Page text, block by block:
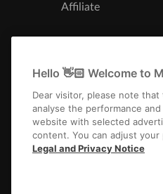
Affiliate
Hello 👋🏻 Welcome to
Dear visitor, please note
analyse the performance
website with selected
content. You can adjust
Legal and Privacy Notice